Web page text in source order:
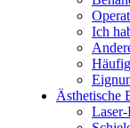
Ich
Ästhetische